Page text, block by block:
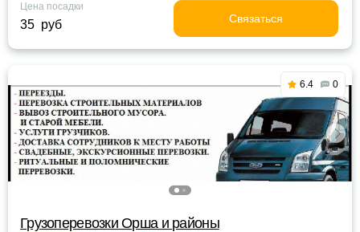
Цена посадки
35 руб Связаться
6.4 0
Грузоперевозки Орша и районы